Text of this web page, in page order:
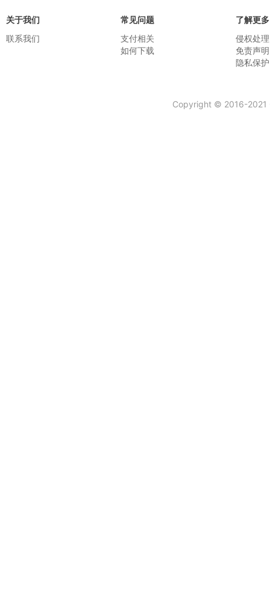
关于我们
联系我们
常见问题
支付相关
如何下载
了解更多
侵权处理
免责声明
隐私保护
Copyright © 2016-2021